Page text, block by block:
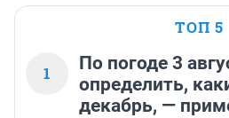
ТОП 5
1
По погоде 3
определить,
декабрь, —